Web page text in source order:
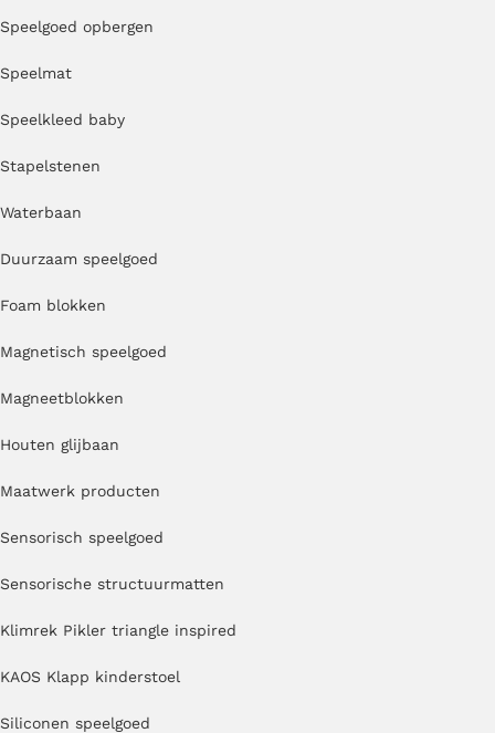
Speelgoed opbergen
Speelmat
Speelkleed baby
Stapelstenen
Waterbaan
Duurzaam speelgoed
Foam blokken
Magnetisch speelgoed
Magneetblokken
Houten glijbaan
Maatwerk producten
Sensorisch speelgoed
Sensorische structuurmatten
Klimrek Pikler triangle inspired
KAOS Klapp kinderstoel
Siliconen speelgoed